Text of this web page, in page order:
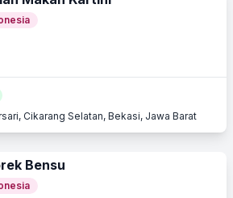
Cikarang Selatan, Bekasi, Jawa Barat
Bensu